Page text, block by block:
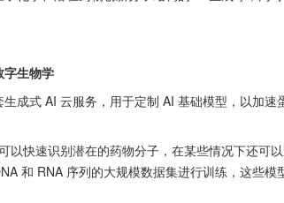
字生物学
成式 AI 云服务，用于定制 AI 基础模型，以加
以快速识别潜在的药物分子，在某些情况下还可
和 RNA 序列的大规模数据集进行训练，这些